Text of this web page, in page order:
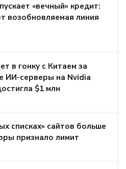
«вечный» кредит:
возобновляемая линия
в гонку с Китаем за
ИИ-серверы на Nvidia
$1 млн
списках» сайтов больше
признало лимит